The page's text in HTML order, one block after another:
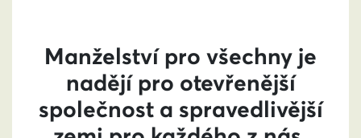
Manželství pro všechny je
nadějí pro otevřenější
společnost a spravedlivější